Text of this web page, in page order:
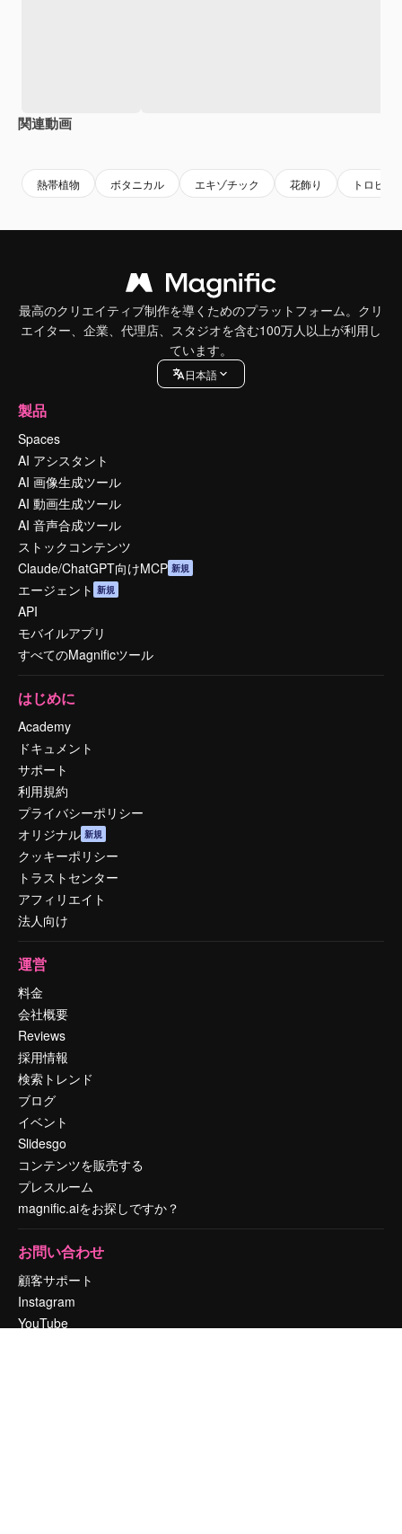
関連動画
熱帯植物 ボタニカル エキゾチック 花飾り トロピカ
最高のクリエイティブ制作を導くためのプラットフォーム。クリ
エイター、企業、代理店、スタジオを含む100万人以上が利用し
ています。
日本語
製品
Spaces
AI アシスタント
AI 画像生成ツール
AI 動画生成ツール
AI 音声合成ツール
ストックコンテンツ
Claude/ChatGPT向けMCP 新規
エージェント 新規
API
モバイルアプリ
すべてのMagnificツール
はじめに
Academy
ドキュメント
サポート
利用規約
プライバシーポリシー
オリジナル 新規
クッキーポリシー
トラストセンター
アフィリエイト
法人向け
運営
料金
会社概要
Reviews
採用情報
検索トレンド
ブログ
イベント
Slidesgo
コンテンツを販売する
プレスルーム
magnific.aiをお探しですか？
お問い合わせ
顧客サポート
Instagram
YouTube